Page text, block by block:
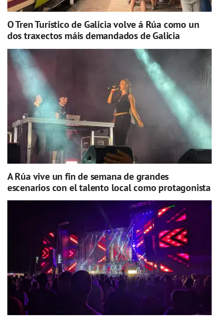
O Tren Turístico de Galicia volve á Rúa como un
dos traxectos máis demandados de Galicia
A Rúa vive un fin de semana de grandes
escenarios con el talento local como protagonista